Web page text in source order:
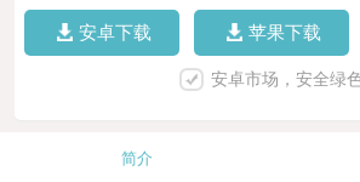
安卓下载 苹果下载
安卓市场，安全绿
简介